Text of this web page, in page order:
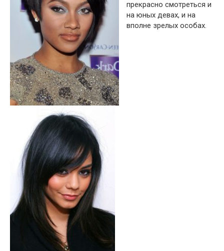
прекрасно смотреться и
на юных девах, и на
вполне зрелых особах.